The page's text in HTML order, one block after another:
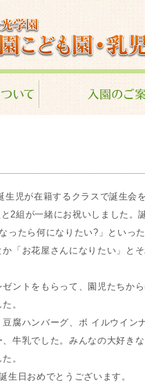
園･乳児保育
児が在籍するクラスで誕生会を
2組が一緒にお祝いしました。
ったら何になりたい?」といっ
「お花屋さんになりたい」と
ントをもらって、園児たちか
。
腐ハンバーグ、ボ イルウイン
牛乳でした。みんなの大好き
。
日おめでとうございます。